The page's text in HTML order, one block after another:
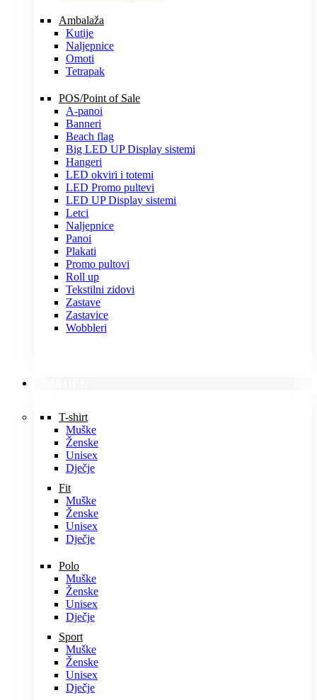
Ambalaža
Kutije
Naljepnice
Omoti
Tetrapak
POS/Point of Sale
A-panoi
Banneri
Beach flag
Big LED UP Display sistemi
Hangeri
LED okviri i totemi
LED Promo pultevi
LED UP Display sistemi
Letci
Naljepnice
Panoi
Plakati
Promo pultovi
Roll up
Tekstilni zidovi
Zastave
Zastavice
Wobbleri
T-shirt
Muške
Ženske
Unisex
Dječje
Fit
Muške
Ženske
Unisex
Dječje
Polo
Muške
Ženske
Unisex
Dječje
Sport
Muške
Ženske
Unisex
Dječje